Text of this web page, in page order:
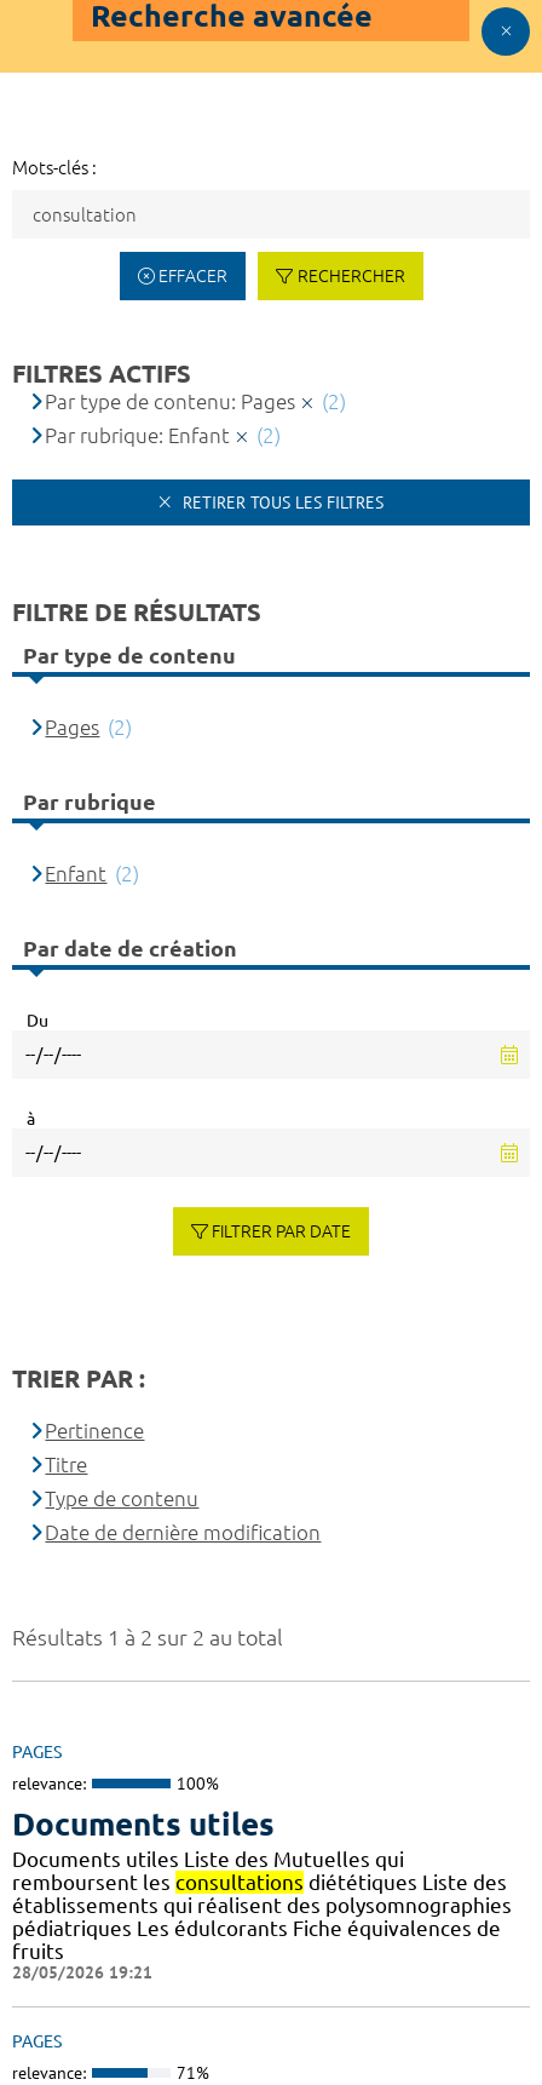
Recherche avancée
Mots-clés :
EFFACER RECHERCHER
Résultats 1 à 2 sur 2 au total
PAGES
relevance: 100%
Documents utiles
Documents utiles Liste des Mutuelles qui
remboursent les consultations diététiques Liste des
établissements qui réalisent des polysomnographies
pédiatriques Les édulcorants Fiche équivalences de
fruits
28/05/2026 19:21
PAGES
relevance: 71%
FILTRES ACTIFS
Par type de contenu: Pages
(2)
Par rubrique: Enfant
(2)
RETIRER TOUS LES FILTRES
FILTRE DE RÉSULTATS
Par type de contenu
Pages (2)
Par rubrique
Enfant (2)
Par date de création
Du
à
FILTRER PAR DATE
TRIER PAR :
Pertinence
Titre
Type de contenu
Date de dernière modification